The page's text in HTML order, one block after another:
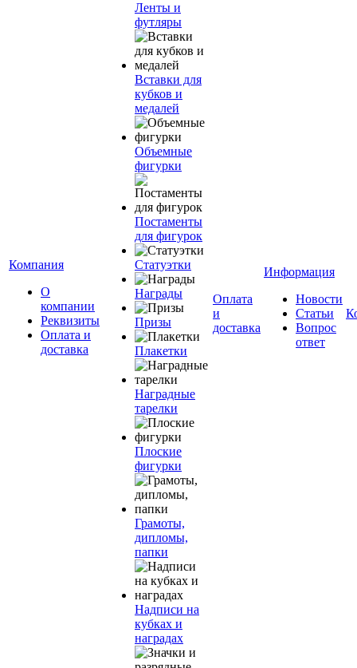
Компания
О
компании
Реквизиты
Оплата и
доставка
Ленты и
футляры
Вставки для
кубков и
медалей
Объемные
фигурки
Постаменты
для фигурок
Статуэтки
Награды
Призы
Плакетки
Наградные
тарелки
Плоские
фигурки
Грамоты,
дипломы,
папки
Надписи на
кубках и
наградах
Оплата
и
доставка
Информация
Новости
Статьи
Вопрос
ответ